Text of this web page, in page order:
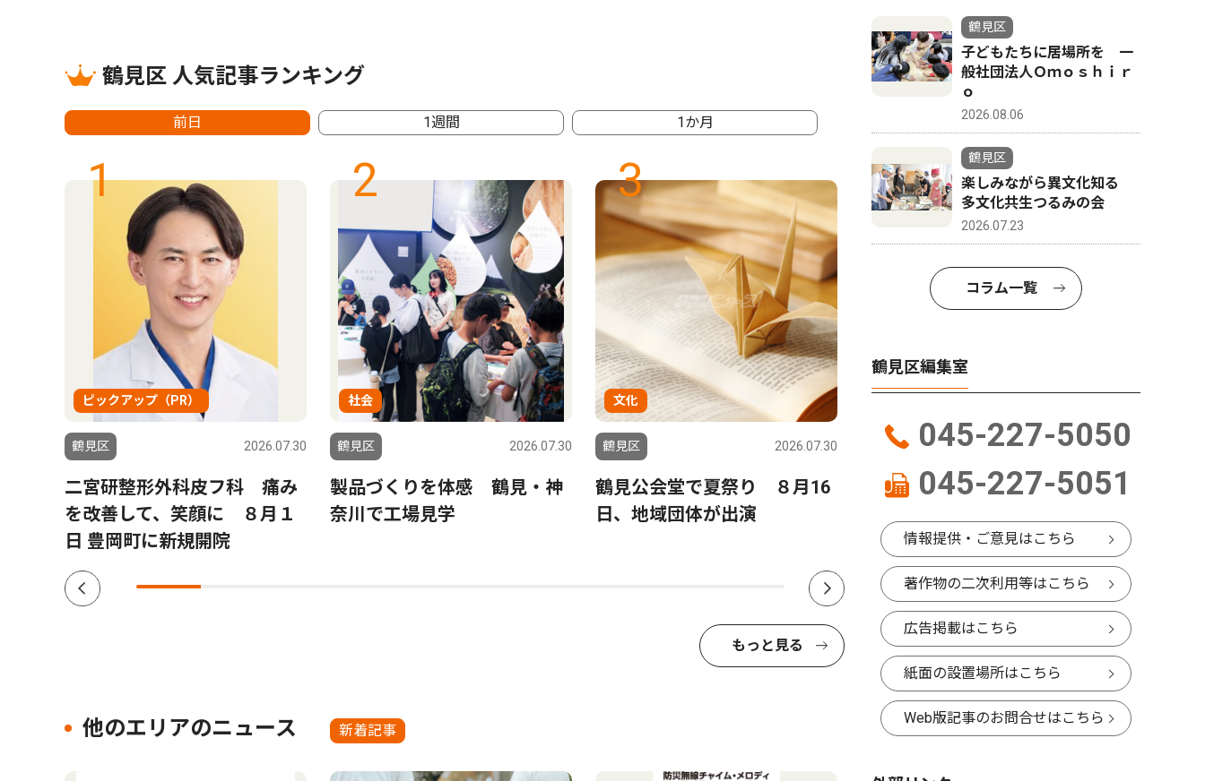
鶴見区 人気記事ランキング
前日 1週間 1か月
1
ピックアップ（PR）
鶴見区 2026.07.30
二宮研整形外科皮フ科 痛み
を改善して、笑顔に ８月１
日 豊岡町に新規開院
2
社会
鶴見区 2026.07.30
製品づくりを体感 鶴見・神
奈川で工場見学
3
文化
鶴見区 2026.07.30
鶴見公会堂で夏祭り ８月16
日、地域団体が出演
4
鶴見区 2024.11.07
ファッションショーと音楽が
サルビアホールで16日
もっと見る
他のエリアのニュース 新着記事
鶴見区
子どもたちに居場所を 一
般社団法人Ｏｍｏｓｈｉｒ
ｏ
2026.08.06
鶴見区
楽しみながら異文化知る
多文化共生つるみの会
2026.07.23
コラム一覧
鶴見区編集室
045-227-5050
045-227-5051
情報提供・ご意見はこちら
著作物の二次利用等はこちら
広告掲載はこちら
紙面の設置場所はこちら
Web版記事のお問合せはこちら